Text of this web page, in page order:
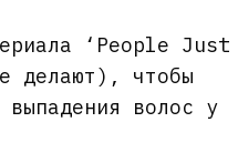
‘People Just
делают), чтобы
выпадения волос у